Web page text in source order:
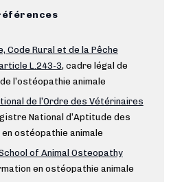
Code Rural et de la Pêche
L.243-3, cadre légal de
l’ostéopathie animale
de l’Ordre des Vétérinaires
National d’Aptitude des
ostéopathie animale
of Animal Osteopathy
en ostéopathie animale